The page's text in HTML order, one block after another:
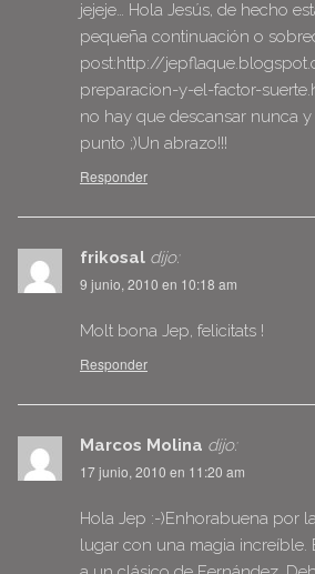
jejeje… Hola Jesús, de hecho
pequeña continuación o
post:http://
preparacion-y-el-factor-
no hay que descansar nunca
punto ;)Un abrazo!!!
Responder
frikosal dijo:
9 junio, 2010 en 10:18 am
Molt bona Jep, felicitats !
Responder
Marcos Molina dijo:
17 junio, 2010 en 11:20 am
Hola Jep :-)Enhorabuena por
lugar con una magia increíble.